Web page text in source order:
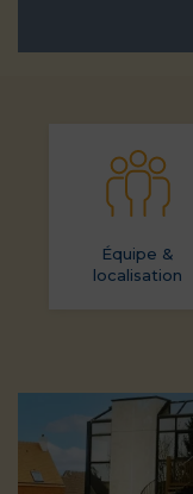
Équipe &
localisation